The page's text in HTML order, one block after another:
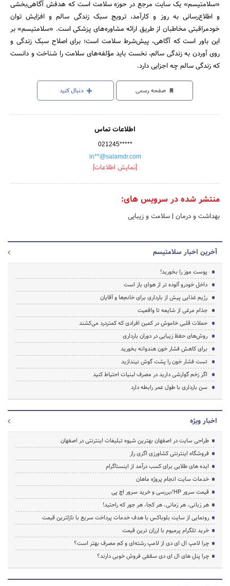
«سلامتیسم» یک سایت مرجع در حوزه سلامت است که هدفش آگاهی‌بخشی
و اطلاع‌رسانی به روز و کارآمد، ترویج سبک زندگی سالم و افزایش توان
خودمراقبتی مخاطبان از طریق ارائه مشاوره‌های پزشکی است. «سلامتیسم» بر
این باور است که آگاهی، پیش‌شرط سلامت است؛ برای اصلاح سبک زندگی و
روی آوردن به زندگی سالم، نخست باید مؤلفه‌های سلامت را شناخت و دانست
که زندگی سالم چه اجزایی دارد.
صفحه رسمی دنبال کنید
اطلاعات تماس
021245*****
in**@salamdr.com
[نمایش اطلاعات]
منتشر شده در سرویس های:
بهداشت و درمان | سلامت و زیبایی
آخرین اخبار سلامتیسم
پوست موز را بخورید!
داخل خودرو آلوده‌ تر از هوای باز است
رژیم غذایی پیش از بارداری برای خانم‌ها و آقایان
جذام مرغی از شایعه تا واقعیت
حملات قلبی خاموش در کمین افرادی که کمتردرد می‌کشند
روش‌های حفظ زیبایی در دوران بارداری
برای کاهش فشار خون هندوانه بخورید
تست‌ فشار خون را پشت گوش نیندازید
اگر زخم گوارشی دارید در مصرف لبنیات احتیاط کنید
سن بارداری با طول عمر رابطه دارد
اخبار ویژه
طراحی سایت در اصفهان بهترین شیوه تبلیغات اینترنتی در اصفهان
فروشگاه اینترنتی کشاورزی اگری راز
ایده های طلایی برای کسب درآمد از اینستاگرام
خدمات سایت انجام پروژه ماهان
قیمت سرور HP/بررسی و خرید سرور اچ پی
هر زبانی، هر زمانی، هر کجا، هر جور که راحتید!
رونمایی از سایت بلوباکس با هدف خدمات پرداخت سریع با نازلترین قیمت
خرید تلگرام پرمیوم با ارزان ترین قیمت
چرا لامپ ال ای دی از لامپ رشته‌ای و کم مصرف بهتر است؟
چرا پنل های ال ای دی سقفی فروش خوبی دارند؟